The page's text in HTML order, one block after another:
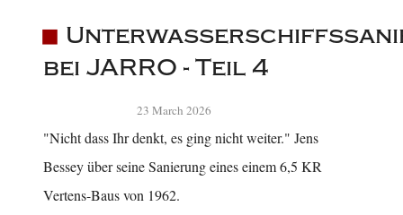
bei JARRO - Teil 4
23 March 2026
"Nicht dass Ihr denkt, es ging nicht weiter." Jens
Bessey über seine Sanierung eines einem 6,5 KR
Vertens-Baus von 1962.